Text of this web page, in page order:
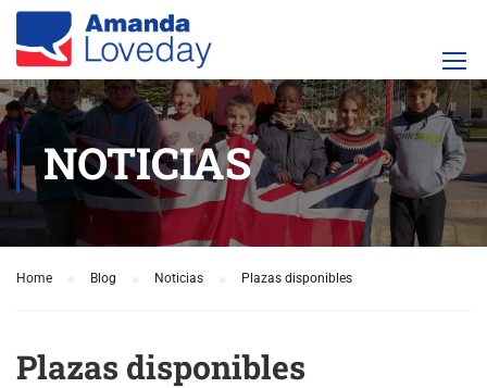
NOTICIAS
Home Blog Noticias Plazas disponibles
Plazas disponibles